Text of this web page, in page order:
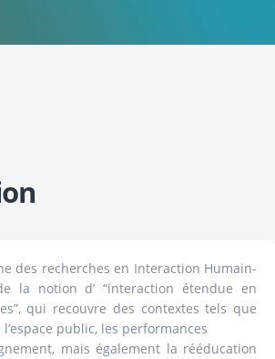
des recherches en Interaction Humain-
la notion d’ “interaction étendue en
qui recouvre des contextes tels que
public, les performances
mais également la rééducation